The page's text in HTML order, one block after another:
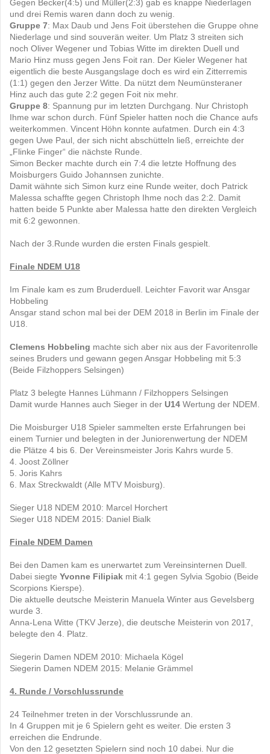
Gegen Becker(4:5) und Müller(2:3) gab es knappe Niederlagen
und drei Remis waren dann doch zu wenig.
Gruppe 7: Max Daub und Jens Foit überstehen die Gruppe ohne
Niederlage und sind souverän weiter. Um Platz 3 streiten sich
noch Oliver Wegener und Tobias Witte im direkten Duell und
Mario Hinz muss gegen Jens Foit ran. Der Kieler Wegener hat
eigentlich die beste Ausgangslage doch es wird ein Zitterremis
(1:1) gegen den Jerzer Witte. Da nützt dem Neumünsteraner
Hinz auch das gute 2:2 gegen Foit nix mehr.
Gruppe 8: Spannung pur im letzten Durchgang. Nur Christoph
Ihme war schon durch. Fünf Spieler hatten noch die Chance aufs
weiterkommen. Vincent Höhn konnte aufatmen. Durch ein 4:3
gegen Uwe Paul, der sich nicht abschütteln ließ, erreichte der
„Flinke Finger“ die nächste Runde.
Simon Becker machte durch ein 7:4 die letzte Hoffnung des
Moisburgers Guido Johannsen zunichte.
Damit wähnte sich Simon kurz eine Runde weiter, doch Patrick
Malessa schaffte gegen Christoph Ihme noch das 2:2. Damit
hatten beide 5 Punkte aber Malessa hatte den direkten Vergleich
mit 6:2 gewonnen.
Nach der 3.Runde wurden die ersten Finals gespielt.
Finale NDEM U18
Im Finale kam es zum Bruderduell. Leichter Favorit war Ansgar
Hobbeling
Ansgar stand schon mal bei der DEM 2018 in Berlin im Finale der
U18.
Clemens Hobbeling machte sich aber nix aus der Favoritenrolle
seines Bruders und gewann gegen Ansgar Hobbeling mit 5:3
(Beide Filzhoppers Selsingen)
Platz 3 belegte Hannes Lühmann / Filzhoppers Selsingen
Damit wurde Hannes auch Sieger in der U14 Wertung der NDEM.
Die Moisburger U18 Spieler sammelten erste Erfahrungen bei
einem Turnier und belegten in der Juniorenwertung der NDEM
die Plätze 4 bis 6. Der Vereinsmeister Joris Kahrs wurde 5.
4. Joost Zöllner
5. Joris Kahrs
6. Max Streckwaldt (Alle MTV Moisburg).
Sieger U18 NDEM 2010: Marcel Horchert
Sieger U18 NDEM 2015: Daniel Bialk
Finale NDEM Damen
Bei den Damen kam es unerwartet zum Vereinsinternen Duell.
Dabei siegte Yvonne Filipiak mit 4:1 gegen Sylvia Sgobio (Beide
Scorpions Kierspe).
Die aktuelle deutsche Meisterin Manuela Winter aus Gevelsberg
wurde 3.
Anna-Lena Witte (TKV Jerze), die deutsche Meisterin von 2017,
belegte den 4. Platz.
Siegerin Damen NDEM 2010: Michaela Kögel
Siegerin Damen NDEM 2015: Melanie Grämmel
4. Runde / Vorschlussrunde
24 Teilnehmer treten in der Vorschlussrunde an.
In 4 Gruppen mit je 6 Spielern geht es weiter. Die ersten 3
erreichen die Endrunde.
Von den 12 gesetzten Spielern sind noch 10 dabei. Nur die